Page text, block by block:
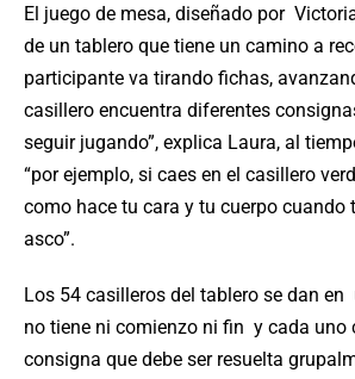
El juego de mesa, diseñado por
de un tablero que tiene un camino a
participante va tirando fichas,
casillero encuentra diferentes
seguir jugando”, explica Laura, al
“por ejemplo, si caes en el casillero
como hace tu cara y tu cuerpo cuando
asco”.
Los 54 casilleros del tablero se dan en
no tiene ni comienzo ni fin y cada uno
consigna que debe ser resuelta